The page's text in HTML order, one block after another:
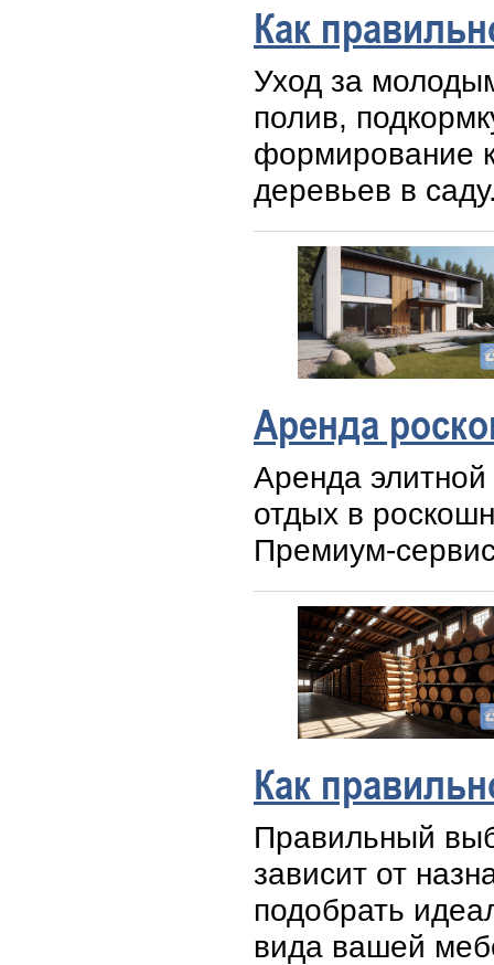
Как
Уход за
полив,
формирование
деревьев в
Аренда
Аренда
отдых в
Премиум-
Как
Правильный
зависит от
подобрать
вида вашей